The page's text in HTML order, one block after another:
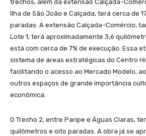
trechos, além da extensão
Ilha de São João e Calçada, terá cerca de
paradas. A extensão Calçada–Comércio,
Lote 1, terá aproximadamente 3,6
está com cerca de 7% de execução. Essa
sistema de áreas estratégicas do Centro
facilitando o acesso ao Mercado Modelo,
outros espaços de grande importância
econômica.
O Trecho 2, entre Paripe e Águas Claras,
quilômetros e oito paradas. A obra já se